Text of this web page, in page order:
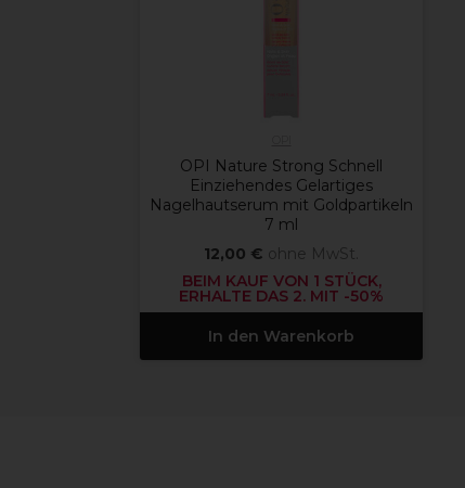
OPI Nature Strong Schnell
Einziehendes Gelartiges
Nagelhautserum mit Goldpartikeln
7 ml
12,00 € ohne MwSt.
BEIM KAUF VON 1 STÜCK,
ERHALTE DAS 2. MIT -50%
In den Warenkorb